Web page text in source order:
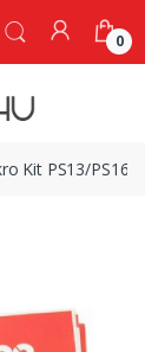
0
Kit PS13/PS16
0